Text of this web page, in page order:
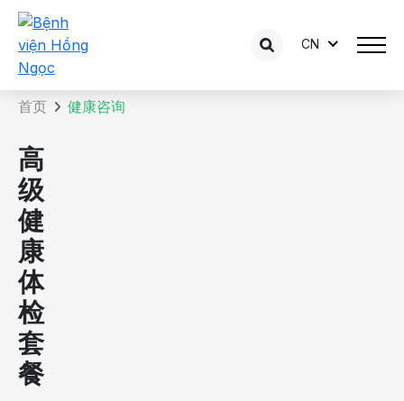
CN
咨询内容详情
首页 健康咨询
高
级
健
康
体
检
套
餐